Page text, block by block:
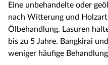
Eine unbehandelte oder
nach Witterung und
Ölbehandlung. Lasuren
bis zu 5 Jahre. Bangkirai
weniger häufige